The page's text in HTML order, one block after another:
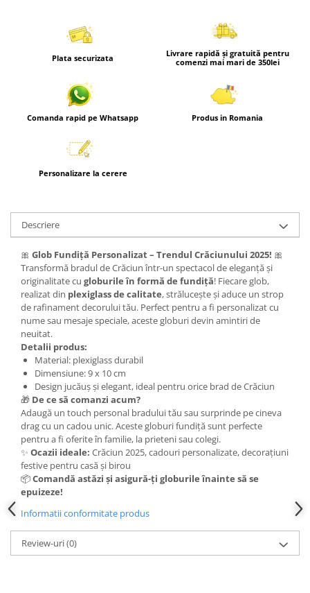
Plata securizata
Livrare rapidă și gratuită pentru
comenzi mai mari de 350lei
Comanda rapid pe Whatsapp Produs in Romania
Personalizare la cerere
Descriere
🎀 Glob Fundiță Personalizat – Trendul Crăciunului 2025! 🎀
Transformă bradul de Crăciun într-un spectacol de eleganță și
originalitate cu globurile în formă de fundiță! Fiecare glob,
realizat din plexiglass de calitate, strălucește și aduce un strop
de rafinament decorului tău. Perfect pentru a fi personalizat cu
nume sau mesaje speciale, aceste globuri devin amintiri de
neuitat.
Detalii produs:
Material: plexiglass durabil
Dimensiune: 9 x 10 cm
Design jucăuș și elegant, ideal pentru orice brad de Crăciun
🎁 De ce să comanzi acum?
Adaugă un touch personal bradului tău sau surprinde pe cineva
drag cu un cadou unic. Aceste globuri fundiță sunt perfecte
pentru a fi oferite în familie, la prieteni sau colegi.
✨ Ocazii ideale: Crăciun 2025, cadouri personalizate, decorațiuni
festive pentru casă și birou
📦Comandă astăzi și asigură-ți globurile înainte să se
epuizeze!
Informatii conformitate produs
Review-uri(0)